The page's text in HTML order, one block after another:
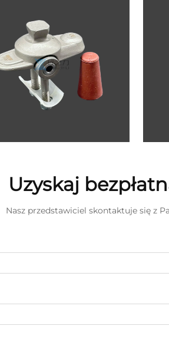
Uzyskaj
Nasz przedstawiciel skontaktuje się z